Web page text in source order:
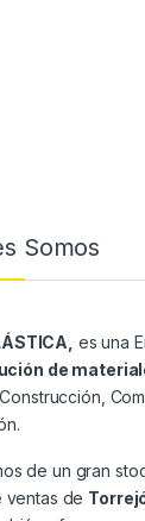
Somos
es una
de
de un gran
ventas de